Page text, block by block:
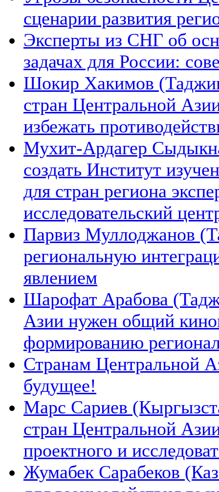
сценарии развития
Эксперты из СНГ об
задачах для России:
Шокир Хакимов
стран Центральной
избежать
Мухит-Ардагер
создать Институт
для стран региона
исследовательский
Парвиз Муллоджанов
региональную
явлением
Шарофат Арабова
Азии нужен общий
формированию
Странам Центральной
будущее!
Марс Сариев
стран Центральной
проектного и
Жумабек Сарабеков